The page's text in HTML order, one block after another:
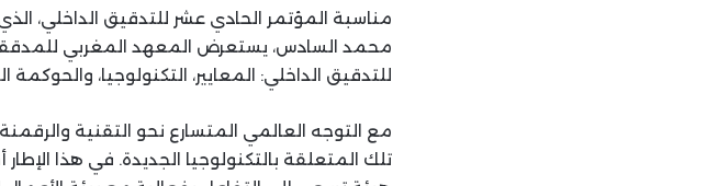
مناسبة المؤتمر الحادي عشر للتدقيق الداخلي،
للتدقيق الداخلي: المعايير، التكنولوجيا، والحوكمة
مع التوجه العالمي المتسارع نحو التقنية
تلك المتعلقة بالتكنولوجيا الجديدة. في هذا